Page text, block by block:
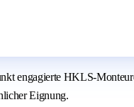
engagierte HKLS-
Eignung.